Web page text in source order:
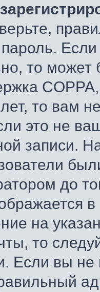
пароль.
то может
то вам
это не
записи.
до
на
то
Если вы